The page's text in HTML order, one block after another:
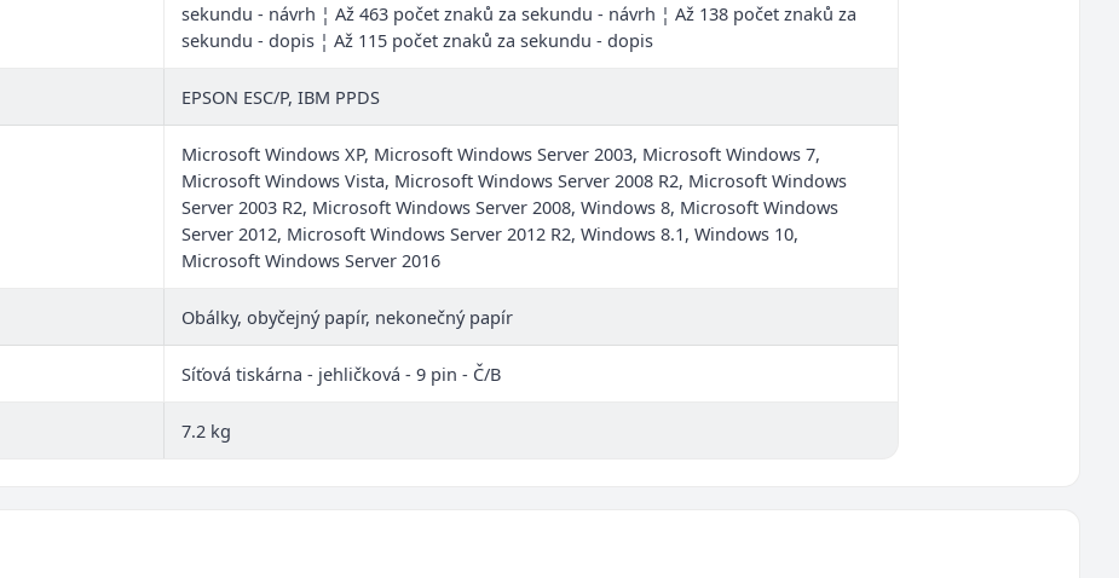
sekundu - návrh ¦ Až 463 počet znaků za sekundu - návrh ¦ Až 138 počet znaků za
sekundu - dopis ¦ Až 115 počet znaků za sekundu - dopis
EPSON ESC/P, IBM PPDS
Microsoft Windows XP, Microsoft Windows Server 2003, Microsoft Windows 7,
Microsoft Windows Vista, Microsoft Windows Server 2008 R2, Microsoft Windows
Server 2003 R2, Microsoft Windows Server 2008, Windows 8, Microsoft Windows
Server 2012, Microsoft Windows Server 2012 R2, Windows 8.1, Windows 10,
Microsoft Windows Server 2016
Obálky, obyčejný papír, nekonečný papír
Síťová tiskárna - jehličková - 9 pin - Č/B
7.2 kg